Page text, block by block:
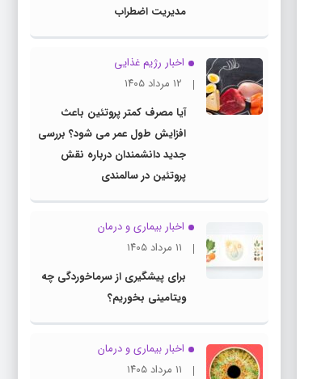
مدیریت اضطراب
اخبار رژیم غذایی
۱۲ مرداد ۱۴۰۵
آیا مصرف کمتر پروتئین باعث
افزایش طول عمر می شود؟ بررسی
جدید دانشمندان درباره نقش
پروتئین در سالمندی
اخبار بیماری و درمان
۱۱ مرداد ۱۴۰۵
برای پیشگیری از سرماخوردگی چه
ویتامینی بخوریم؟
اخبار بیماری و درمان
۱۱ مرداد ۱۴۰۵